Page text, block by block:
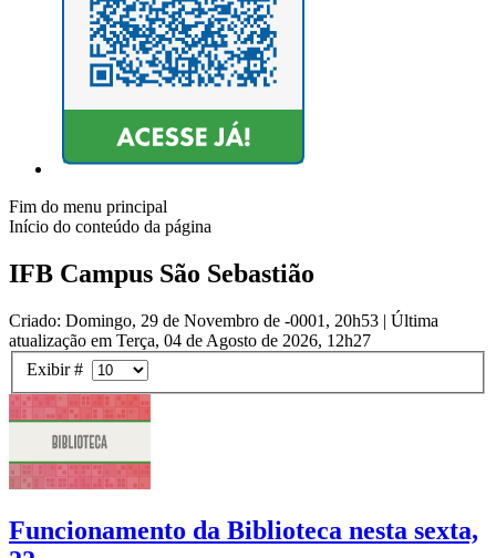
Fim do menu principal
Início do conteúdo da página
IFB Campus São Sebastião
Criado: Domingo, 29 de Novembro de -0001, 20h53 | Última
atualização em Terça, 04 de Agosto de 2026, 12h27
Exibir #
Funcionamento da Biblioteca nesta sexta,